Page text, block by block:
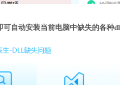
可自动安装当前电脑中缺失的各种